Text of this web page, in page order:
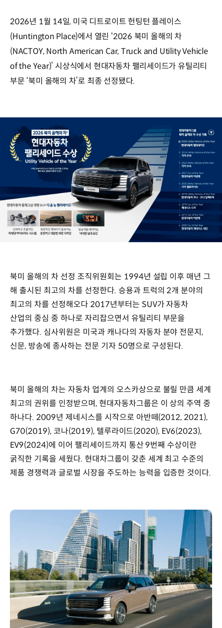
2026년 1월 14일, 미국 디트로이트 헌팅턴 플레이스
(Huntington Place)에서 열린 ‘2026 북미 올해의 차
(NACTOY, North American Car, Truck and Utility Vehicle
of the Year)’ 시상식에서 현대자동차 팰리세이드가 유틸리티
부문 ‘북미 올해의 차’로 최종 선정됐다.
북미 올해의 차 선정 조직위원회는 1994년 설립 이후 매년 그
해 출시된 최고의 차를 선정한다. 승용과 트럭의 2개 분야의
최고의 차를 선정해오다 2017년부터는 SUV가 자동차
산업의 중심 중 하나로 자리잡으면서 유틸리티 부문을
추가했다. 심사위원은 미국과 캐나다의 자동차 분야 전문지,
신문, 방송에 종사하는 전문 기자 50명으로 구성된다.
북미 올해의 차는 자동차 업계의 오스카상으로 불릴 만큼 세계
최고의 권위를 인정받으며, 현대자동차그룹은 이 상의 주역 중
하나다. 2009년 제네시스를 시작으로 아반떼(2012, 2021),
G70(2019), 코나(2019), 텔루라이드(2020), EV6(2023),
EV9(2024)에 이어 팰리세이드까지 통산 9번째 수상이란
굵직한 기록을 세웠다. 현대차그룹이 갖춘 세계 최고 수준의
제품 경쟁력과 글로벌 시장을 주도하는 능력을 입증한 것이다.